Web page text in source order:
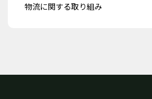
物流に関する取り組み